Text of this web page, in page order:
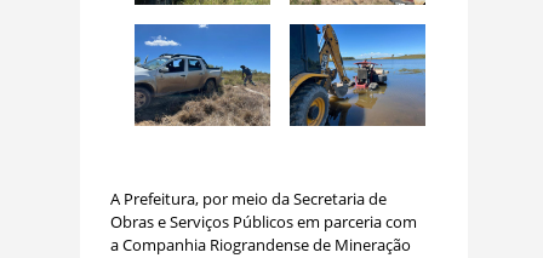
A Prefeitura, por meio da Secretaria de
Obras e Serviços Públicos em parceria com
a Companhia Riograndense de Mineração